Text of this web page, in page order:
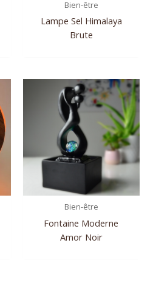
Bien-être
Lampe Sel Himalaya
Brute
Bien-être
Fontaine Moderne
Amor Noir